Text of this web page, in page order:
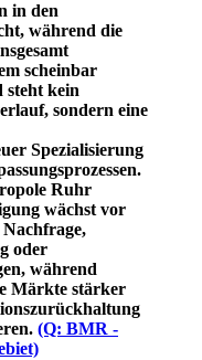
in den
während die
scheinbar
steht kein
sondern eine
Spezialisierung
Ruhr
wächst vor
oder
während
Märkte stärker
(Q: BMR -